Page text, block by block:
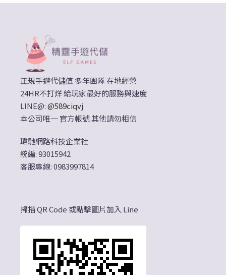
正規手遊代儲值 多年團隊 在地經營
24HR不打烊 給玩家最好的服務與速度
LINE@:@589ciqvj
本公司唯一 官方帳號 其他請勿相信
瑋馳網路科技企業社
統編: 93015942
客服專線: 0983997814
掃描 QR Code 或點擊圖片加入 Line